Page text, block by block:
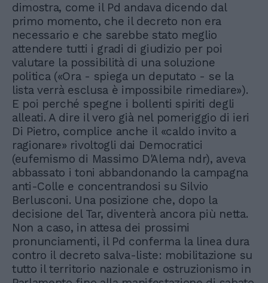
dimostra, come il Pd andava dicendo dal
primo momento, che il decreto non era
necessario e che sarebbe stato meglio
attendere tutti i gradi di giudizio per poi
valutare la possibilità di una soluzione
politica («Ora - spiega un deputato - se la
lista verrà esclusa è impossibile rimediare»).
E poi perché spegne i bollenti spiriti degli
alleati. A dire il vero già nel pomeriggio di ieri
Di Pietro, complice anche il «caldo invito a
ragionare» rivoltogli dai Democratici
(eufemismo di Massimo D'Alema ndr), aveva
abbassato i toni abbandonando la campagna
anti-Colle e concentrandosi su Silvio
Berlusconi. Una posizione che, dopo la
decisione del Tar, diventerà ancora più netta.
Non a caso, in attesa dei prossimi
pronunciamenti, il Pd conferma la linea dura
contro il decreto salva-liste: mobilitazione su
tutto il territorio nazionale e ostruzionismo in